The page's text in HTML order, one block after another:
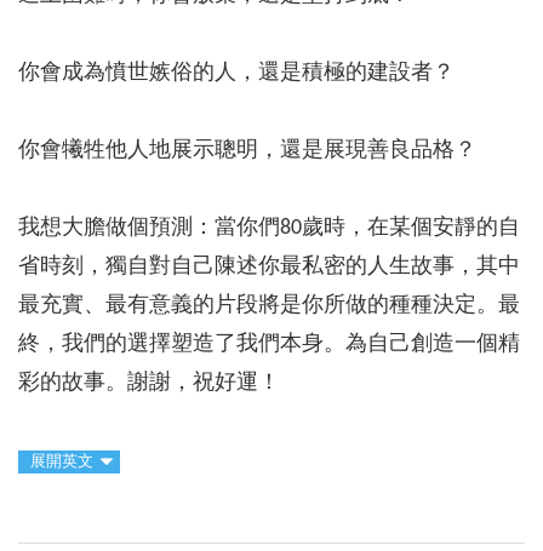
你會成為憤世嫉俗的人，還是積極的建設者？
你會犧牲他人地展示聰明，還是展現善良品格？
我想大膽做個預測：當你們80歲時，在某個安靜的自
省時刻，獨自對自己陳述你最私密的人生故事，其中
最充實、最有意義的片段將是你所做的種種決定。最
終，我們的選擇塑造了我們本身。為自己創造一個精
彩的故事。謝謝，祝好運！
展開英文